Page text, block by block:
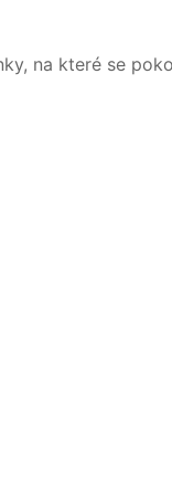
na které se